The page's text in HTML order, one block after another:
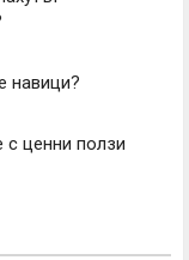
навици?
с ценни ползи